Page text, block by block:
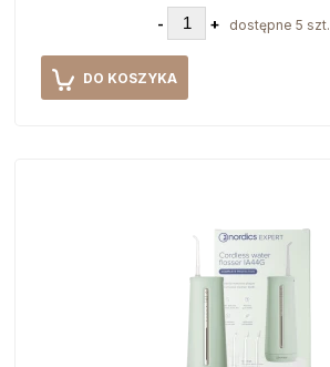
- + dostępne 5 szt.
DO KOSZYKA